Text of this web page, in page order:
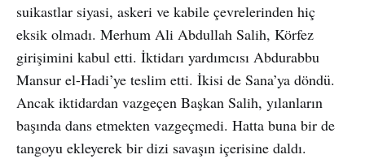
suikastlar siyasi, askeri ve kabile çevrelerinden hiç
eksik olmadı. Merhum Ali Abdullah Salih, Körfez
girişimini kabul etti. İktidarı yardımcısı Abdurabbu
Mansur el-Hadi’ye teslim etti. İkisi de Sana’ya döndü.
Ancak iktidardan vazgeçen Başkan Salih, yılanların
başında dans etmekten vazgeçmedi. Hatta buna bir de
tangoyu ekleyerek bir dizi savaşın içerisine daldı.